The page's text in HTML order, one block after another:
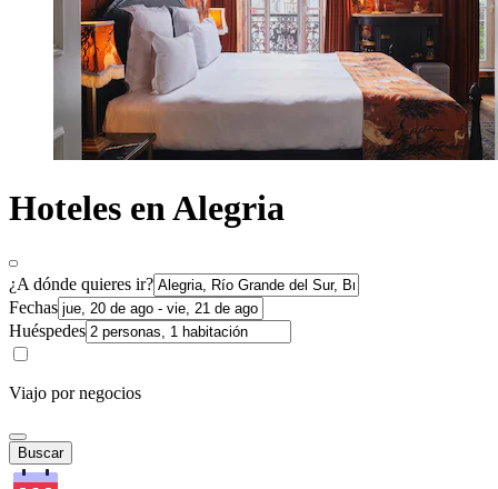
Hoteles en Alegria
¿A dónde quieres ir?
Fechas
Huéspedes
Viajo por negocios
Buscar